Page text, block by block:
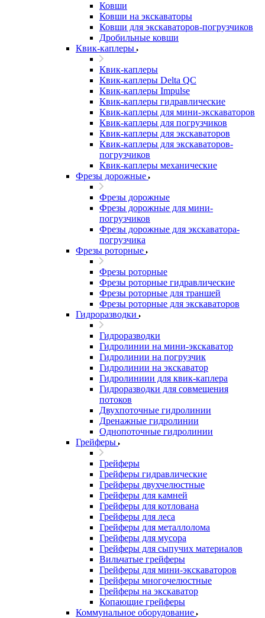
Ковши
Ковши на экскаваторы
Ковши для экскаваторов-погрузчиков
Дробильные ковши
Квик-каплеры
Квик-каплеры
Квик-каплеры Delta QC
Квик-каплеры Impulse
Квик-каплеры гидравлические
Квик-каплеры для мини-экскаваторов
Квик-каплеры для погрузчиков
Квик-каплеры для экскаваторов
Квик-каплеры для экскаваторов-
погрузчиков
Квик-каплеры механические
Фрезы дорожные
Фрезы дорожные
Фрезы дорожные для мини-
погрузчиков
Фрезы дорожные для экскаватора-
погрузчика
Фрезы роторные
Фрезы роторные
Фрезы роторные гидравлические
Фрезы роторные для траншей
Фрезы роторные для экскаваторов
Гидроразводки
Гидроразводки
Гидролинии на мини-экскаватор
Гидролинии на погрузчик
Гидролинии на экскаватор
Гидролиниии для квик-каплера
Гидроразводки для совмещения
потоков
Двухпоточные гидролинии
Дренажные гидролинии
Однопоточные гидролинии
Грейферы
Грейферы
Грейферы гидравлические
Грейферы двухчелюстные
Грейферы для камней
Грейферы для котлована
Грейферы для леса
Грейферы для металлолома
Грейферы для мусора
Грейферы для сыпучих материалов
Вильчатые грейферы
Грейферы для мини-экскаваторов
Грейферы многочелюстные
Грейферы на экскаватор
Копающие грейферы
Коммунальное оборудование